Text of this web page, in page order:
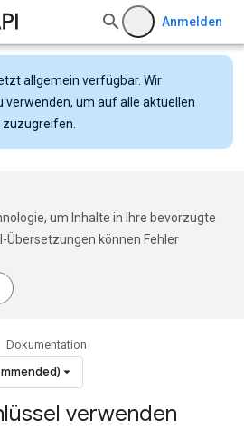
Anmelden
allgemein verfügbar. Wir
verwenden, um auf alle aktuellen
zuzugreifen.
um Inhalte in Ihre bevorzugte
Übersetzungen können Fehler
Dokumentation
verwenden